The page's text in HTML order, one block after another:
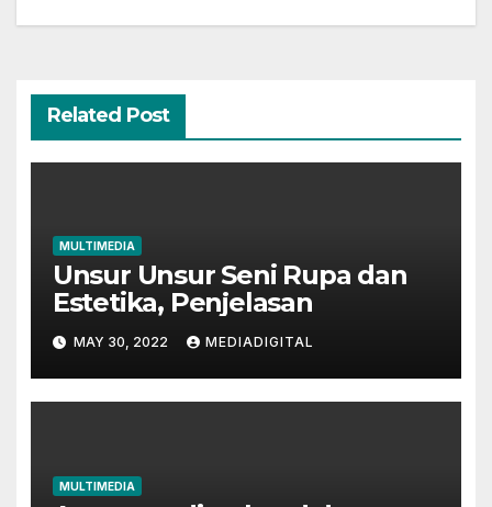
Related Post
MULTIMEDIA
Unsur Unsur Seni Rupa dan
Estetika, Penjelasan
MAY 30, 2022 MEDIADIGITAL
MULTIMEDIA